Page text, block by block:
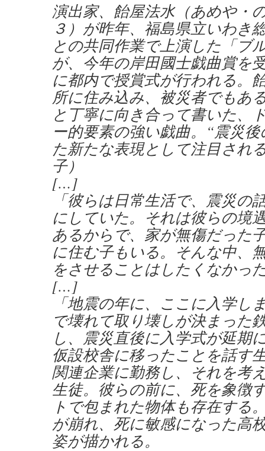
演出家、飴屋法水（あめや・
３）が昨年、福島県立いわき
との共同作業で上演した「ブ
が、今年の岸田國士戯曲賞を
に都内で授賞式が行われる。
所に住み込み、被災者でもあ
と丁寧に向き合って書いた、
ー的要素の強い戯曲。“震災
た新たな表現として注目され
子）
[…]
「彼らは日常生活で、震災の
にしていた。それは彼らの境
あるからで、家が無傷だった
に住む子もいる。そんな中、
をさせることはしたくなかっ
[…]
「地震の年に、ここに入学し
で壊れて取り壊しが決まった
し、震災直後に入学式が延期
仮設校舎に移ったことを話す
関連企業に勤務し、それを考
生徒。彼らの前に、死を象徴
トで包まれた物体も存在する
が崩れ、死に敏感になった高
姿が描かれる。